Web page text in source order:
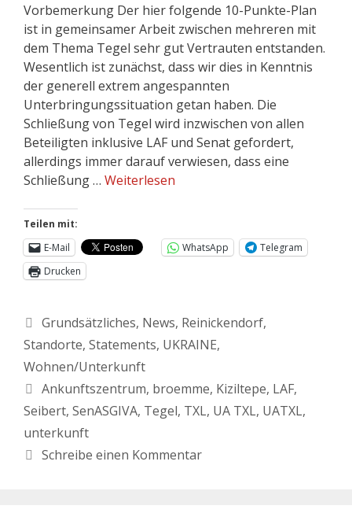
Vorbemerkung Der hier folgende 10-Punkte-Plan
ist in gemeinsamer Arbeit zwischen mehreren mit
dem Thema Tegel sehr gut Vertrauten entstanden.
Wesentlich ist zunächst, dass wir dies in Kenntnis
der generell extrem angespannten
Unterbringungssituation getan haben. Die
Schließung von Tegel wird inzwischen von allen
Beteiligten inklusive LAF und Senat gefordert,
allerdings immer darauf verwiesen, dass eine
Schließung … Weiterlesen
Teilen mit:
E-Mail
WhatsApp
Telegram
Drucken
Grundsätzliches, News, Reinickendorf,
Standorte, Statements, UKRAINE,
Wohnen/Unterkunft
Ankunftszentrum, broemme, Kiziltepe, LAF,
Seibert, SenASGIVA, Tegel, TXL, UA TXL, UATXL,
unterkunft
Schreibe einen Kommentar